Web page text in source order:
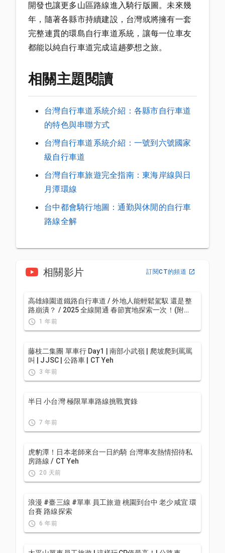
開發也讓更多山區路線進入騎行版圖。未來幾
年，隨著各縣市持續建設，台灣或將擁有一套
完整連貫的環島自行車道系統，讓每一位車友
都能以純自行車道完成這趟夢想之旅。
相關主題閱讀
台灣自行車道系統介紹：各縣市自行車道
的特色與串聯方式
台灣自行車道系統介紹：一號到六號國家
級自行車道
台灣自行車旅遊完全指南：東海岸線與日
月潭環線
台中都會騎行地圖：通勤與休閒的自行車
路線全解
相關影片 訂閱CT的頻道
高雄綠園道鐵路自行車道 / 外地人能輕鬆駕馭 還是整
路崩潰？ / 2025 全線開通 春節實地探索一次！(附
GPS連結）/ 公路車 / CT Yeh
1 年前
藤枝二集團 單車行 Day1 | 南部小武嶺 | 爬坡爬到罵罵
叫 | JJSC | 公路車 | CT Yeh
3 年前
半日 小台灣 極限單車路線挑戰實錄
7 年前
虎豹潭！日本老師來台一日約騎 台灣車友熱情招待私
房路線 / CT Yeh
20 天前
浪漫 #臺三線 #單車 員工旅遊 桃園到台中 老少咸宜 環
台賽 路線探索
6 年前